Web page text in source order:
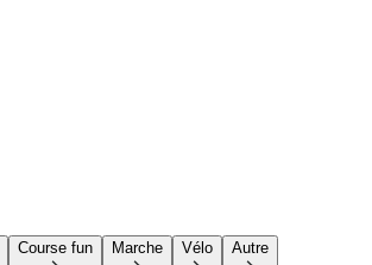
Course fun Marche Vélo Autre